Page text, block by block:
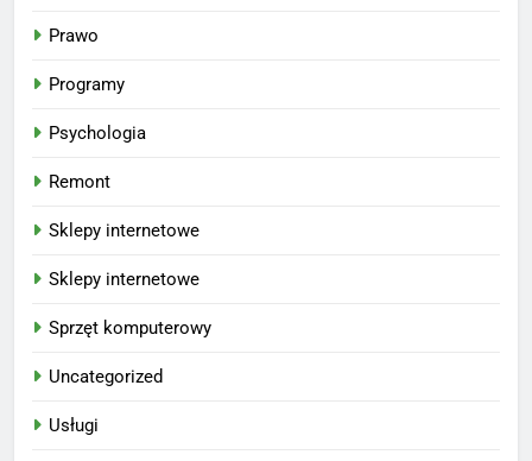
Prawo
Programy
Psychologia
Remont
Sklepy internetowe
Sklepy internetowe
Sprzęt komputerowy
Uncategorized
Usługi